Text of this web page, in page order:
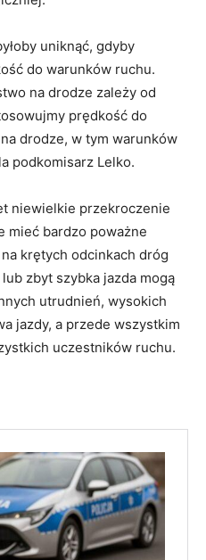
uniknąć, gdyby
do warunków ruchu.
na drodze zależy od
prędkość do
drodze, w tym warunków
podkomisarz Lelko.
niewielkie przekroczenie
mieć bardzo poważne
krętych odcinkach dróg
zbyt szybka jazda mogą
utrudnień, wysokich
jazdy, a przede wszystkim
uczestników ruchu.